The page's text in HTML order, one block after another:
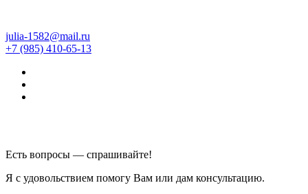
julia-1582@mail.ru
+7 (985) 410-65-13
Есть вопросы — спрашивайте!
Я с удовольствием помогу Вам или дам консультацию.